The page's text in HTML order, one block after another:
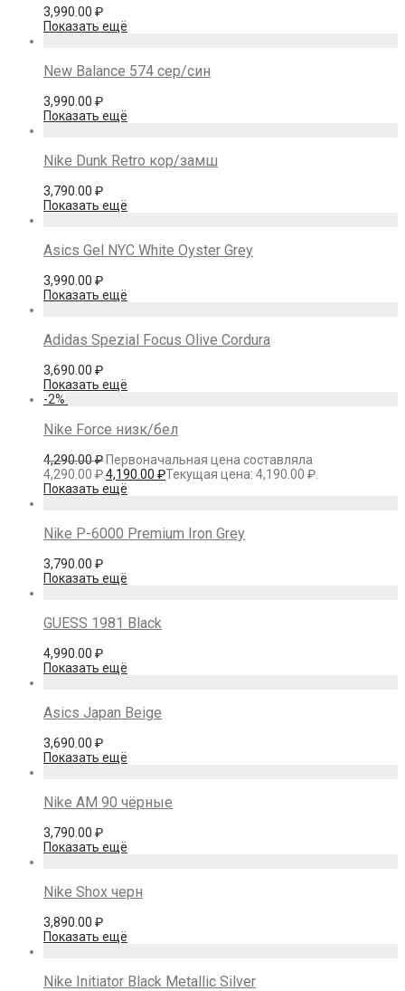
3,990.00 ₽
Показать ещё
New Balance 574 сер/син
3,990.00 ₽
Показать ещё
Nike Dunk Retro кор/замш
3,790.00 ₽
Показать ещё
Asics Gel NYC White Oyster Grey
3,990.00 ₽
Показать ещё
Adidas Spezial Focus Olive Cordura
3,690.00 ₽
Показать ещё
-2%
Nike Force низк/бел
4,290.00₽ Первоначальная цена составляла
4,290.00 ₽.4,190.00 ₽Текущая цена: 4,190.00 ₽.
Показать ещё
Nike P-6000 Premium Iron Grey
3,790.00 ₽
Показать ещё
GUESS 1981 Black
4,990.00 ₽
Показать ещё
Asics Japan Beige
3,690.00 ₽
Показать ещё
Nike AM 90 чёрные
3,790.00 ₽
Показать ещё
Nike Shox черн
3,890.00 ₽
Показать ещё
Nike Initiator Black Metallic Silver